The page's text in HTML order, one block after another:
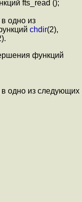
fts_read ();
в одно из
chdir(2),
функций
в одно из следующих